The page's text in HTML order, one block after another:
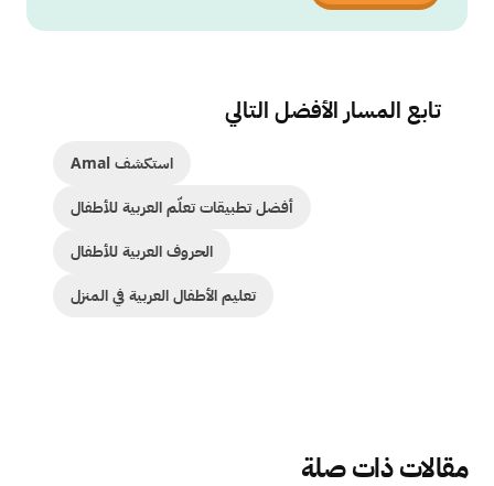
تابع المسار الأفضل التالي
استكشف Amal
أفضل تطبيقات تعلّم العربية للأطفال
الحروف العربية للأطفال
تعليم الأطفال العربية في المنزل
مقالات ذات صلة